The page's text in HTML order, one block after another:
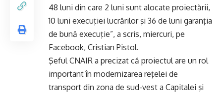
48 luni din care 2 luni sunt alocate proiectării,
10 luni execuţiei lucrărilor şi 36 de luni garanţia
de bună execuţie”, a scris, miercuri, pe
Facebook, Cristian Pistol.
Şeful CNAIR a precizat că proiectul are un rol
important în modernizarea reţelei de
transport din zona de sud-vest a Capitalei şi